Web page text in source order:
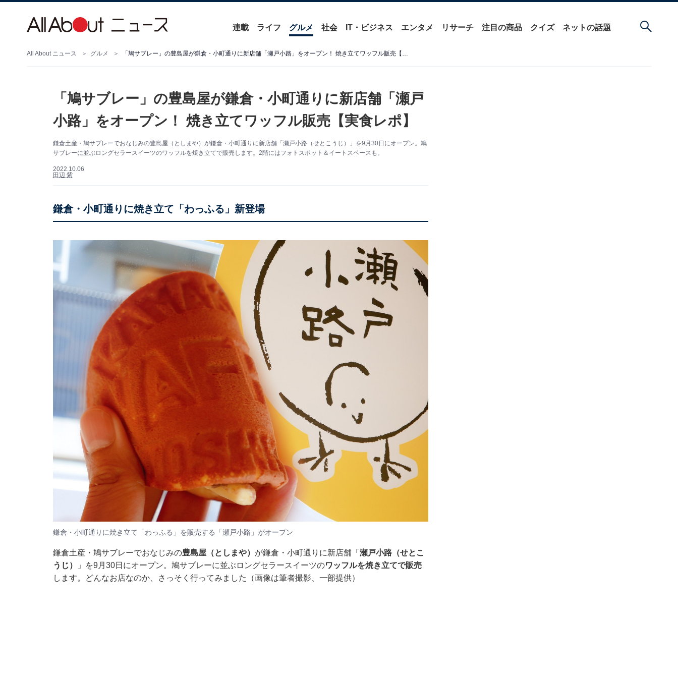
連載 ライフ グルメ 社会 IT・ビジネス エンタメ リサーチ 注目の商品 クイズ ネットの話題
All About ニュース グルメ 「鳩サブレー」の豊島屋が鎌倉・小町通りに新店舗「瀬戸小路」をオープン！ 焼き立てワッフル販売【実食レポ】
「鳩サブレー」の豊島屋が鎌倉・小町通りに新店舗「瀬戸
小路」をオープン！ 焼き立てワッフル販売【実食レポ】
鎌倉土産・鳩サブレーでおなじみの豊島屋（としまや）が鎌倉・小町通りに新店舗「瀬戸小路（せとこうじ）」を9月30日にオープン。鳩
サブレーに並ぶロングセラースイーツのワッフルを焼き立てで販売します。2階にはフォトスポット＆イートスペースも。
2022.10.06
田辺 紫
鎌倉・小町通りに焼き立て「わっふる」新登場
鎌倉・小町通りに焼き立て「わっふる」を販売する「瀬戸小路」がオープン
鎌倉土産・鳩サブレーでおなじみの豊島屋（としまや） が鎌倉・小町通りに新店舗「 瀬戸小路（せとこ
うじ）
」を9月30日にオープン。鳩サブレーに並ぶロングセラースイーツのワッフルを焼き立てで販売
します。どんなお店なのか、さっそく行ってみました（画像は筆者撮影、一部提供）